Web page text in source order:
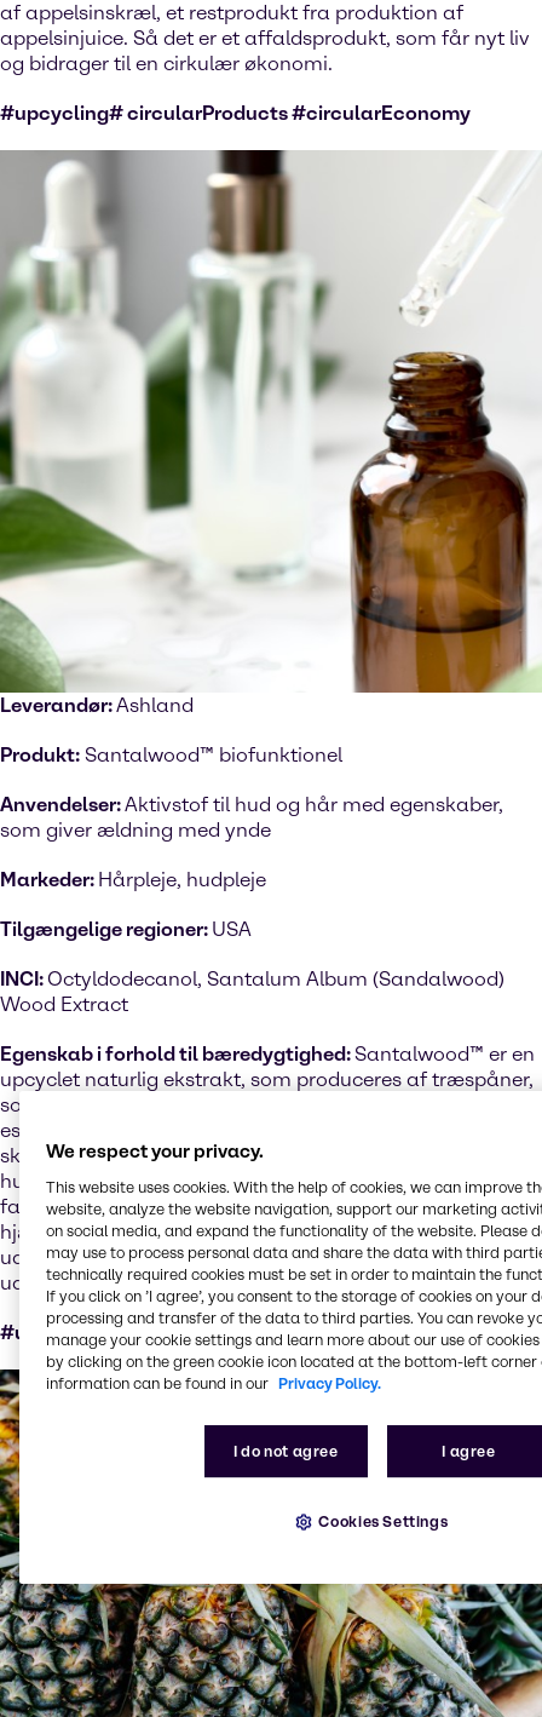
af appelsinskræl, et restprodukt fra produktion af
appelsinjuice. Så det er et affaldsprodukt, som får nyt liv
og bidrager til en cirkulær økonomi.
#upcycling# circularProducts #circularEconomy
Leverandør:Ashland
Produkt: Santalwood™ biofunktionel
Anvendelser:Aktivstof til hud og hår med egenskaber,
som giver ældning med ynde
Markeder: Hårpleje, hudpleje
Tilgængelige regioner: USA
INCI:Octyldodecanol, Santalum Album (Sandalwood)
Wood Extract
Egenskab i forhold til bæredygtighed:Santalwood™ er en
upcyclet naturlig ekstrakt, som produceres af træspåner,
som er tilovers efter produktion af duftstoffer og
essentielle olier. Denne unikke biofunktion er inspireret af
skovterapi og er blevet klinisk testet med henblik på
hudens olfaktoriske tegn på aldring, hudens regenerering,
fasthed, elasticitet, rynker og udstråling. Santalwood™
hjælper også med at dæmpe effekten af indendørs og
udendørs luftforurening for at give huden et bedre
udseende.
#upcycled #circularProducts #circularEconomy
We respect your privacy.
This website uses cookies. With the help of cookies, we can improve
website, analyze the website navigation, support our marketing
on social media, and expand the functionality of the website. Please
may use to process personal data and share the data with third
technically required cookies must be set in order to maintain the
If you click on ’I agree’, you consent to the storage of cookies on your
processing and transfer of the data to third parties. You can revoke
manage your cookie settings and learn more about our use of cookies
by clicking on the green cookie icon located at the bottom-left corner
information can be found in our Privacy Policy.
I do not agree I agree
Cookies Settings